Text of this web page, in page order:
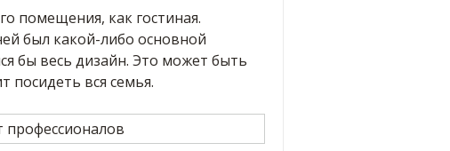
помещения, как гостиная.
был какой-либо основной
бы весь дизайн. Это может быть
посидеть вся семья.